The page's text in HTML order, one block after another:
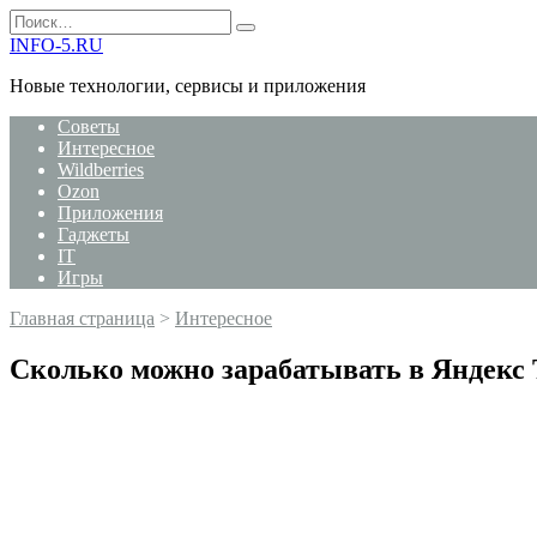
Перейти
к
Search
for:
INFO-5.RU
Новые технологии, сервисы и приложения
Советы
Интересное
Wildberries
Ozon
Приложения
Гаджеты
IT
Игры
Главная страница > Интересное
Сколько можно зарабатывать в Яндекс